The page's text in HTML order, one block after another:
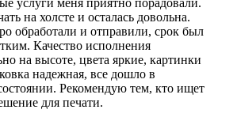
услуги меня приятно порадовали.
на холсте и осталась довольна.
обработали и отправили, срок был
Качество исполнения
на высоте, цвета яркие, картинки
надежная, все дошло в
Рекомендую тем, кто ищет
для печати.